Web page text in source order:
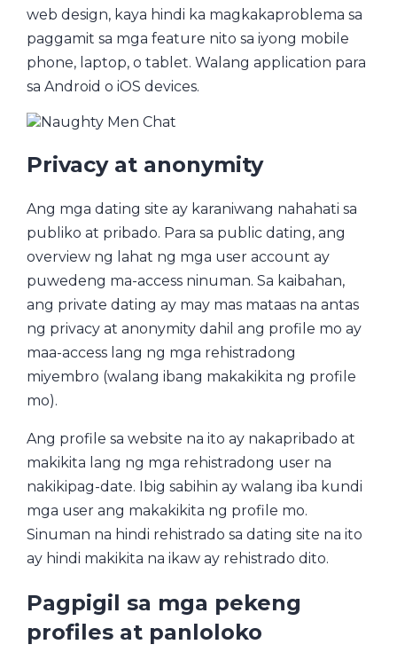
web design, kaya hindi ka magkakaproblema sa
paggamit sa mga feature nito sa iyong mobile
phone, laptop, o tablet. Walang application para
sa Android o iOS devices.
Privacy at anonymity
Ang mga dating site ay karaniwang nahahati sa
publiko at pribado. Para sa public dating, ang
overview ng lahat ng mga user account ay
puwedeng ma-access ninuman. Sa kaibahan,
ang private dating ay may mas mataas na antas
ng privacy at anonymity dahil ang profile mo ay
maa-access lang ng mga rehistradong
miyembro (walang ibang makakikita ng profile
mo).
Ang profile sa website na ito ay nakapribado at
makikita lang ng mga rehistradong user na
nakikipag-date. Ibig sabihin ay walang iba kundi
mga user ang makakikita ng profile mo.
Sinuman na hindi rehistrado sa dating site na ito
ay hindi makikita na ikaw ay rehistrado dito.
Pagpigil sa mga pekeng
profiles at panloloko